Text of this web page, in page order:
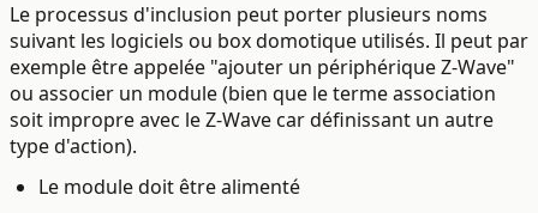
Le processus d'inclusion peut porter plusieurs noms
suivant les logiciels ou box domotique utilisés. Il peut par
exemple être appelée "ajouter un périphérique Z-Wave"
ou associer un module (bien que le terme association
soit impropre avec le Z-Wave car définissant un autre
type d'action).
Le module doit être alimenté